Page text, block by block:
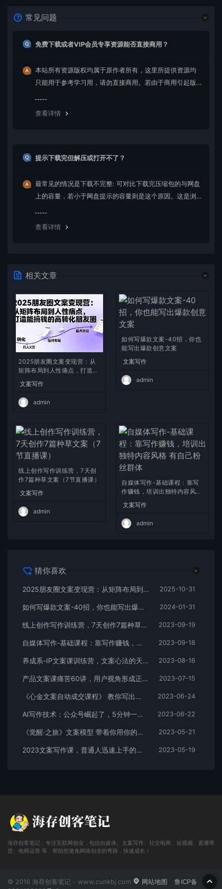
常见问题
免费下载或者VIP会员专享资源能否直接商用？
本站所有资源版权均属于原作者所有，这里所提供资源均
只能用于参考学习用，请勿直接商用。若由于商用引起版
查看详情
提示下载完但解压或打开不了？
最常见的情况是下载不完整: 可对比下载完压缩包的与网盘
上的容量，若小于网盘提示的容量则是这个原因。这是浏
查看详情
相关文章
2025朋友圈文案变现营：从
矩阵布局到人性痛点，打造能
搞钱的高转化朋友圈
文案写作
admin
如何写爆款文案-40招，你也
能写出爆款创意文案
文案写作
admin
线上创作写作训练营，7天创
作7篇种草文案（7节直播课）
文案写作
admin
自媒体写作-基础课程：靠写
作赚钱，培训出独特内容风格
有自己粉丝群体
文案写作
admin
猜你喜欢
2025朋友圈文案变现营：从矩阵布局到人性痛点，打造能搞钱的高转化朋友圈 2025-10-31
如何写爆款文案-40招，你也能写出爆款创意文案 2024-01-31
线上创作写作训练营，7天创作7篇种草文案（7节直播课） 2023-09-19
自媒体写作-基础课程：靠写作赚钱，培训出独特内容风格 有自己粉丝群体 2023-09-18
养成系-IP文案课训练营，文案心法的天花板 洞悉人性营销 让客户追着你收钱 2023-08-16
产品文案课痛苦60讲，用户视角形成正确文案观，让你写文案突飞猛进 2023-07-15
《心金文案自动成交课程》 教你写出既能深入人心、又能吸金的文案 2023-06-24
AI写作技术：公众号崛起了，5分钟一篇文章，笑着赚了195元（全套教程） 2023-06-22
《觉醒·之旅》文案模型 带着你用你的一件小事 对自己有意义的短视频文案 2023-05-21
2023文案写作课，普通人迅速上手的，模块化写作思维课（心修课一文案篇） 2023-05-19
海存创客笔记，专注互联网创业，包括自媒体、文案写作、社交电商、短视频、直播带
货、电商运营 等，帮助您避免网络创业的弯路，快速成长！
© 2016 海存创客笔记 - www.cunkbj.com 网站地图
鲁ICP备